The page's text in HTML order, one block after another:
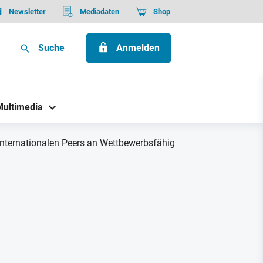
Newsletter Mediadaten Shop
Suche Anmelden
Peers an Wettbewerbsfähigkeit"